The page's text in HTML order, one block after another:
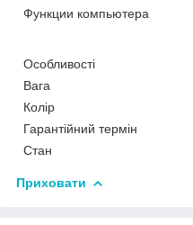
Функции компьютера
Особливості
Вага
Колір
Гарантійний термін
Стан
Приховати